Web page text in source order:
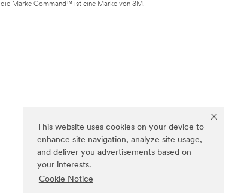
This website uses cookies on your device to
enhance site navigation, analyze site usage,
and deliver you advertisements based on
your interests.
Cookie Notice
die Marke Command™ ist eine Marke von 3M.